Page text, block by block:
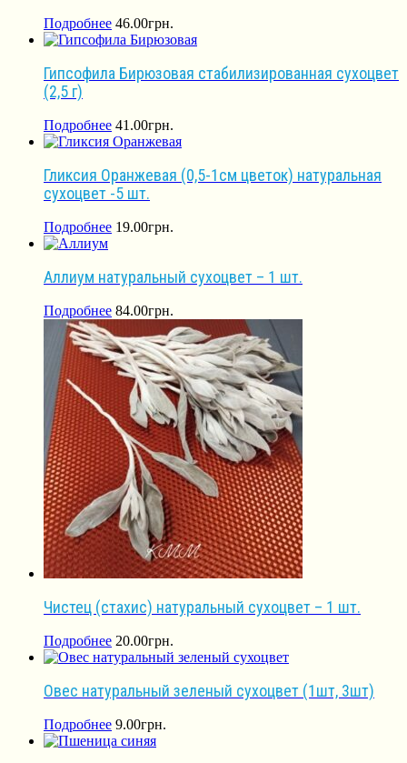
Подробнее 46.00грн.
Гипсофила Бирюзовая стабилизированная сухоцвет
(2,5 г)
Подробнее 41.00грн.
Гликсия Оранжевая (0,5-1см цветок) натуральная
сухоцвет -5 шт.
Подробнее 19.00грн.
Аллиум натуральный сухоцвет – 1 шт.
Подробнее 84.00грн.
Чистец (стахис) натуральный сухоцвет – 1 шт.
Подробнее 20.00грн.
Овес натуральный зеленый сухоцвет (1шт, 3шт)
Подробнее 9.00грн.